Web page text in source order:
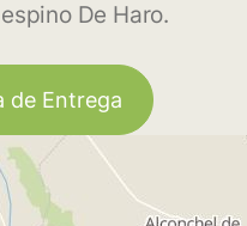
De Haro.
de Entrega